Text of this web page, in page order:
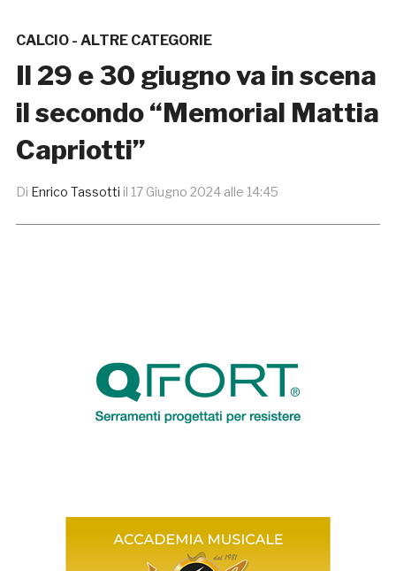
CALCIO - ALTRE CATEGORIE
Il 29 e 30 giugno va in scena
il secondo “Memorial Mattia
Capriotti”
Di Enrico Tassotti il 17 Giugno 2024 alle 14:45